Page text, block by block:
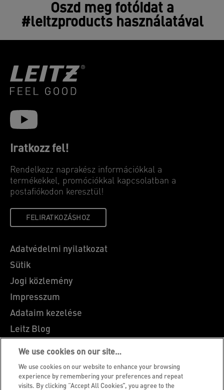
Oszd meg fotóidat a
#leitzproducts használatával
Iratkozz fel!
Rendelkezz naprakész információkkal a
termékekkel, promóciókkal kapcsolatban a
postafiókodon keresztül!
FELIRATKOZÁSHOZ
Adatvédelmi nyilatkozat
Sütik
Jogi közlemény
Impresszum
Adataim kezelése
Leitz Blog
Álláslehetőségek
Leitz EasyPrint
Ügyfélszolgálat
We use cookies on our site…
We use cookies on our website to enhance your browsing
experience by remembering your preferences and repeat
visits. By clicking “Accept All Cookies”, you agree to the